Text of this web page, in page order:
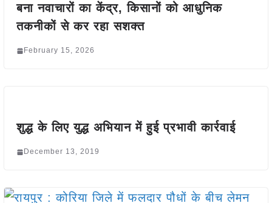
बना नवाचारों का केंद्र, किसानों को आधुनिक
तकनीकों से कर रहा सशक्त
February 15, 2026
शुद्ध के लिए युद्ध अभियान में हुई प्रभावी कार्रवाई
December 13, 2019